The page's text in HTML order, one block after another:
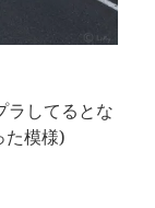
ラしてるとな
た模様)